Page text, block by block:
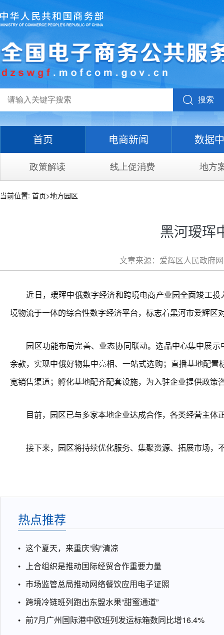
搜索
首页 电商新闻 数据
政策解读 线上促消费 地方
当前位置: 首页>地方园区
黑河瑷珲
文章来源：爱辉区人民政府
近日，瑷珲中俄数字经济和跨境电商产业园全面竣工投
境物流于一体的综合性数字经济平台，标志着黑河市爱辉
园区功能布局完善、业态协同联动。选品中心集中展示
余款，实现中俄好物集中亮相、一站式选购；直播基地配
宽销售渠道；孵化基地配齐配套设施，为入驻企业提供政
目前，园区已与多家本地企业达成合作，各类经营主体
接下来，园区将持续优化服务、集聚资源、拓展市场，
热点推荐
这个夏天，来重庆“购”清凉
上合组织是推动国际经贸合作重要力量
市场监管总局推动网络餐饮应用电子证照
跨境冷链班列跑出东盟水果“甜蜜通道”
前7月广州国际港中欧班列发运标箱数同比增16.4%